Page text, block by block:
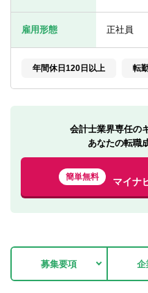
雇用形態 正社員
年間休日120日以上 転
会計士業界専任の
あなたの転職
簡単無料
マイナ
募集要項 企